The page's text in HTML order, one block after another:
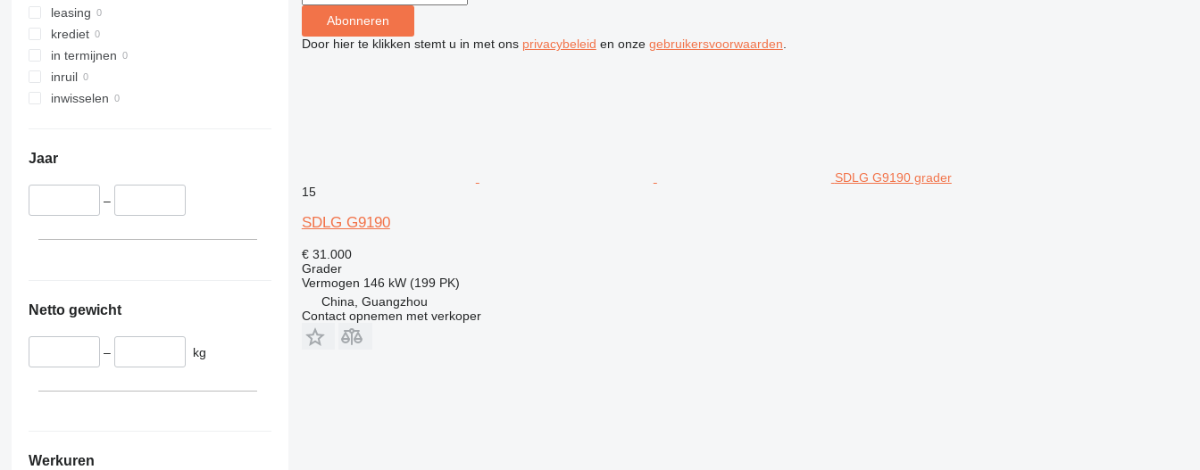
leasing
krediet
in termijnen
inruil
inwisselen
Jaar
–
Netto gewicht
– kg
Werkuren
Abonneren
Door hier te klikken stemt u in met ons privacybeleid en onze gebruikersvoorwaarden
SDLG G9190 grader
15
SDLG G9190
€ 31.000
Grader
Vermogen 146 kW (199 PK)
China, Guangzhou
Contact opnemen met verkoper